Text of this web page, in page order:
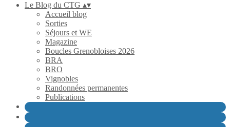
Le Blog du CTG ▴▾
Accueil blog
Sorties
Séjours et WE
Magazine
Boucles Grenobloises 2026
BRA
BRO
Vignobles
Randonnées permanentes
Publications